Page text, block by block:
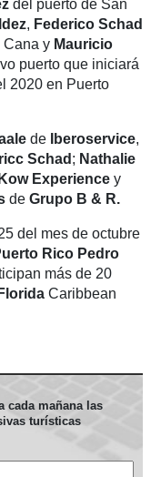
del puerto de San
, Federico Schad
y Mauricio
puerto que iniciará
2020 en Puerto
de Iberoservice,
Schad ; Nathalie
Experience y
de Grupo B & R.
del mes de octubre
Rico Pedro
más de 20
Florida Caribbean
cada mañana las
turísticas